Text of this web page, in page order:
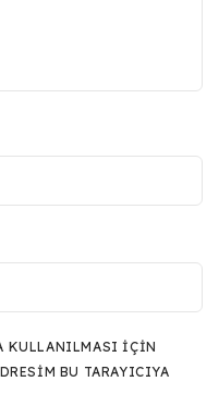
KULLANILMASI IÇIN
BU TARAYICIYA